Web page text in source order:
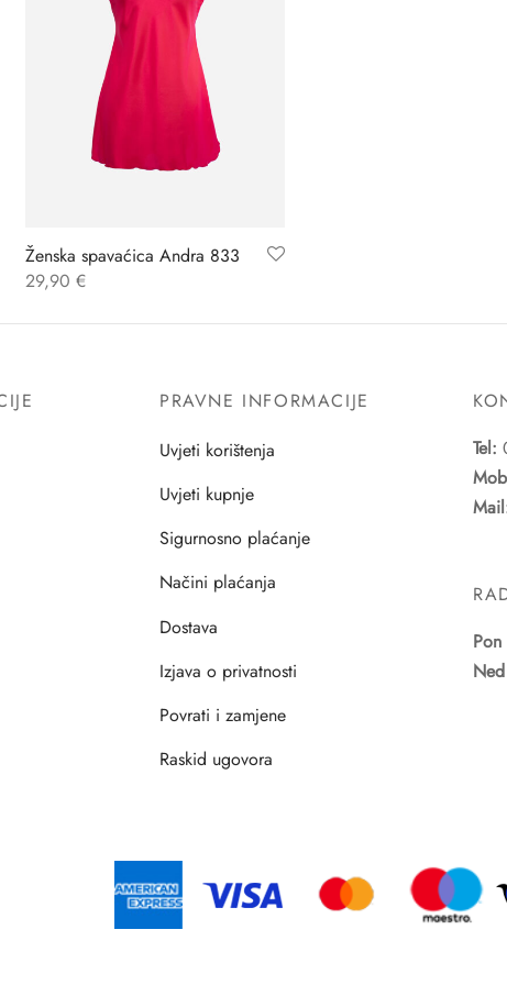
Ženska spavaćica Andra 833
29,90 €
PRAVNE INFORMACIJE
Uvjeti korištenja
Uvjeti kupnje
Sigurnosno plaćanje
Načini plaćanja
Dostava
Izjava o privatnosti
Povrati i zamjene
Raskid ugovora
Tel:
Ned